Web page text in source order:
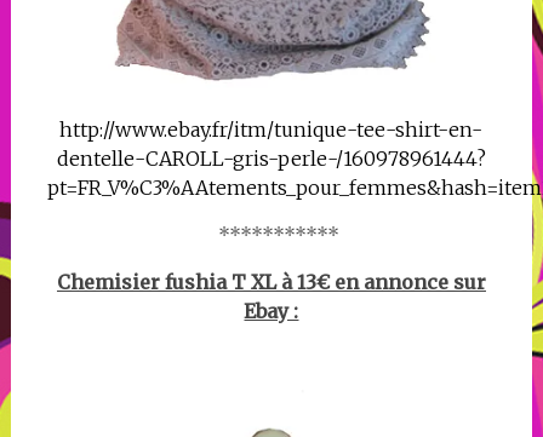
http://www.ebay.fr/itm/tunique-tee-shirt-en-
dentelle-CAROLL-gris-perle-/160978961444?
***********
Chemisier fushia T XL à 13€ en annonce sur
Ebay :